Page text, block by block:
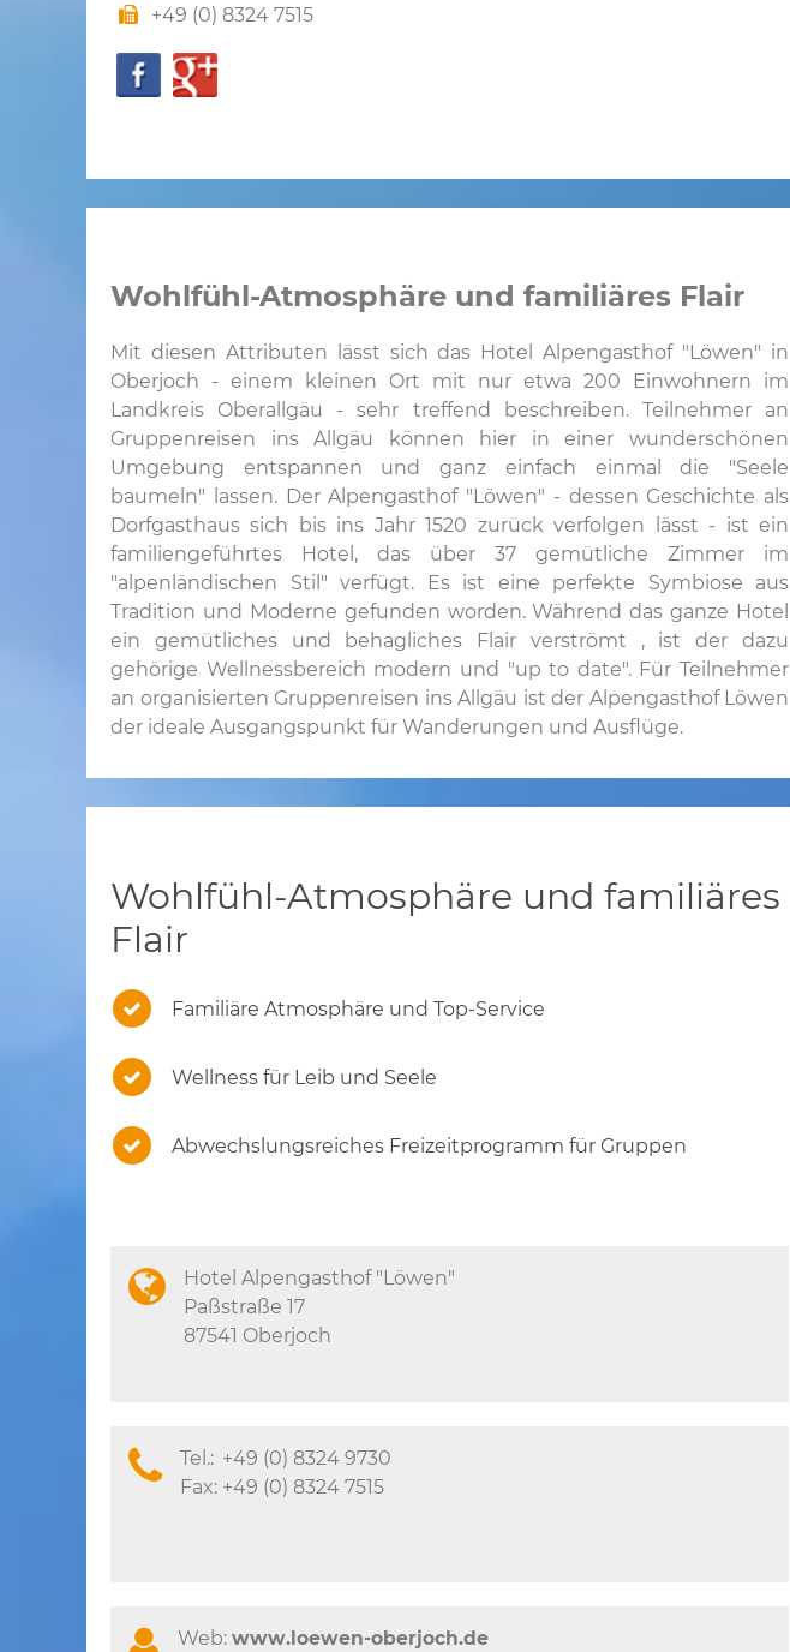
+49 (0) 8324 7515
Wohlfühl-Atmosphäre und familiäres Flair
Mit diesen Attributen lässt sich das Hotel Alpengasthof "Löwen" in
Oberjoch - einem kleinen Ort mit nur etwa 200 Einwohnern im
Landkreis Oberallgäu - sehr treffend beschreiben. Teilnehmer an
Gruppenreisen ins Allgäu können hier in einer wunderschönen
Umgebung entspannen und ganz einfach einmal die "Seele
baumeln" lassen. Der Alpengasthof "Löwen" - dessen Geschichte als
Dorfgasthaus sich bis ins Jahr 1520 zurück verfolgen lässt - ist ein
familiengeführtes Hotel, das über 37 gemütliche Zimmer im
"alpenländischen Stil" verfügt. Es ist eine perfekte Symbiose aus
Tradition und Moderne gefunden worden. Während das ganze Hotel
ein gemütliches und behagliches Flair verströmt , ist der dazu
gehörige Wellnessbereich modern und "up to date". Für Teilnehmer
an organisierten Gruppenreisen ins Allgäu ist der Alpengasthof Löwen
der ideale Ausgangspunkt für Wanderungen und Ausflüge.
Wohlfühl-Atmosphäre und familiäres
Flair
Familiäre Atmosphäre und Top-Service
Wellness für Leib und Seele
Abwechslungsreiches Freizeitprogramm für Gruppen
Hotel Alpengasthof "Löwen"
Paßstraße 17
87541 Oberjoch
Tel.: +49 (0) 8324 9730
Fax: +49 (0) 8324 7515
Web: www.loewen-oberjoch.de